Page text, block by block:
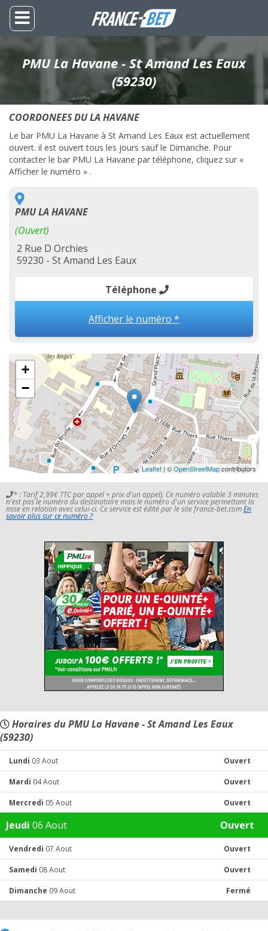
PMU La Havane - St Amand Les Eaux
(59230)
COORDONEES DU LA HAVANE
Le bar PMU La Havane à St Amand Les Eaux est actuellement
ouvert. il est ouvert tous les jours sauf le Dimanche. Pour
contacter le bar PMU La Havane par téléphone, cliquez sur «
Afficher le numéro » .
PMU LA HAVANE
(Ouvert)
2 Rue D Orchies
59230 - St Amand Les Eaux
Téléphone
Afficher le numéro *
+
−
Leaflet | ©OpenStreetMapcontributors
* : Tarif 2,99€ TTC par appel + prix d'un appel). Ce numéro valable 3 minutes
n'est pas le numéro du destinataire mais le numéro d'un service permettant la
mise en relation avec celui-ci. Ce service est édité par le site france-bet.comEn
savoir plus sur ce numéro ?
Horaires du PMU La Havane - St Amand Les Eaux
(59230)
Lundi 03 Aout Ouvert
Mardi 04 Aout Ouvert
Mercredi 05 Aout Ouvert
Jeudi 06 Aout Ouvert
Vendredi 07 Aout Ouvert
Samedi 08 Aout Ouvert
Dimanche 09 Aout Fermé